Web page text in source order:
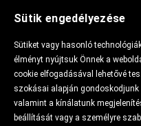
Sütik engedélyezése
Sütiket vagy hasonló
élményt nyújtsuk Önnek a
cookie elfogadásával lehetővé
szokásai alapján
valamint a kínálatunk
beállítását vagy a személyre